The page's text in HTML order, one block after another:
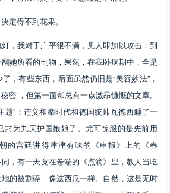
得不到花果。
我对于广平很不满，见人即加以攻击；到
她所看的刊物，果然，在我卧病期中，全是
，有些东西，后面虽然仍旧是“美容妙法”，
密”，但第一面却总有一点激昂慷慨的文章。
题”：连义和拳时代和德国统帅瓦德西睡了一
封为九天护国娘娘了。尤可惊服的是先前用
的宫廷讲得津津有味的《申报》上的《春
，有一天竟在卷端的《点滴》里，教人当吃
的被割碎，像这西瓜一样。自然，这是无时